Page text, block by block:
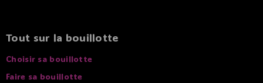
Tout sur la bouillotte
Choisir sa bouillotte
Faire sa bouillotte